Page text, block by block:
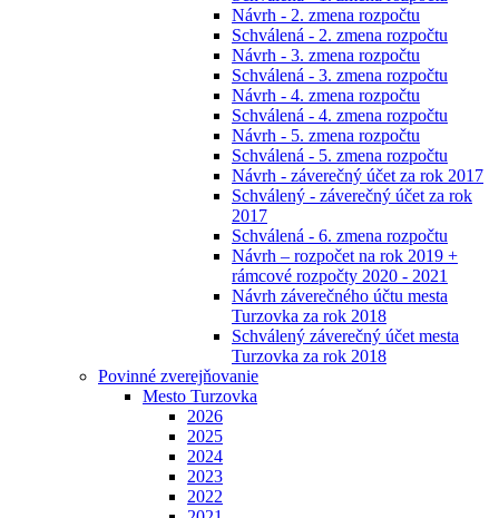
Návrh - 2. zmena rozpočtu
Schválená - 2. zmena rozpočtu
Návrh - 3. zmena rozpočtu
Schválená - 3. zmena rozpočtu
Návrh - 4. zmena rozpočtu
Schválená - 4. zmena rozpočtu
Návrh - 5. zmena rozpočtu
Schválená - 5. zmena rozpočtu
Návrh - záverečný účet za rok 2017
Schválený - záverečný účet za rok
2017
Schválená - 6. zmena rozpočtu
Návrh – rozpočet na rok 2019 +
rámcové rozpočty 2020 - 2021
Návrh záverečného účtu mesta
Turzovka za rok 2018
Schválený záverečný účet mesta
Turzovka za rok 2018
Povinné zverejňovanie
Mesto Turzovka
2026
2025
2024
2023
2022